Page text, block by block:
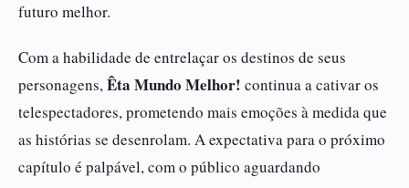
futuro melhor.
Com a habilidade de entrelaçar os destinos de seus
personagens,Êta Mundo Melhor! continua a cativar os
telespectadores, prometendo mais emoções à medida que
as histórias se desenrolam. A expectativa para o próximo
capítulo é palpável, com o público aguardando